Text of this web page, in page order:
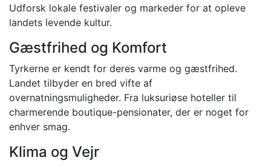
Udforsk lokale festivaler og markeder for at opleve
landets levende kultur.
Gæstfrihed og Komfort
Tyrkerne er kendt for deres varme og gæstfrihed.
Landet tilbyder en bred vifte af
overnatningsmuligheder. Fra luksuriøse hoteller til
charmerende boutique-pensionater, der er noget for
enhver smag.
Klima og Vejr